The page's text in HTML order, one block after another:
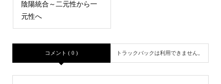
陰陽統合～二元性から一
元性へ
コメント ( 0 ) トラックバックは利用できません。